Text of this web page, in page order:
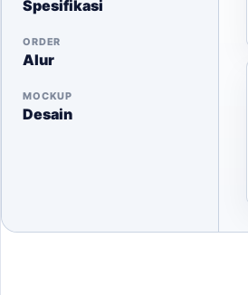
Spesifikasi
ORDER
Alur
MOCKUP
Desain